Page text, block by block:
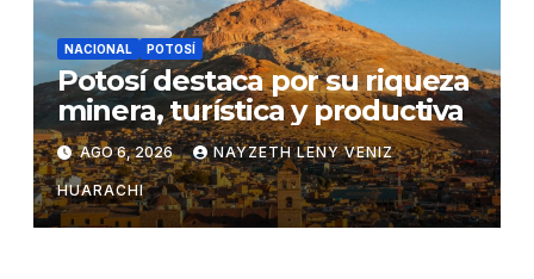
NACIONAL POTOSÍ
Potosí destaca por su riqueza
minera, turística y productiva
AGO 6, 2026 NAYZETH LENY VENIZ
HUARACHI